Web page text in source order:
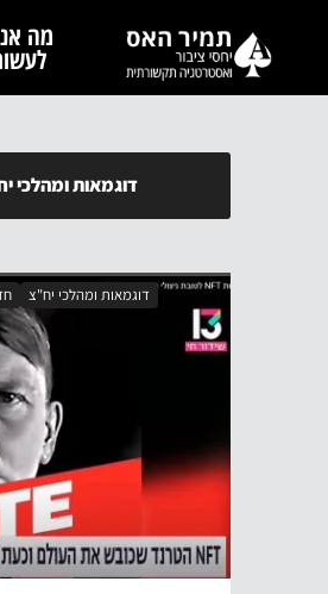
מה
דוגמאות ומהלכי
דוגמאות ומהלכי יח"צ